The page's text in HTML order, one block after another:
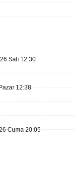
Salı 12:30
12:38
Cuma 20:05